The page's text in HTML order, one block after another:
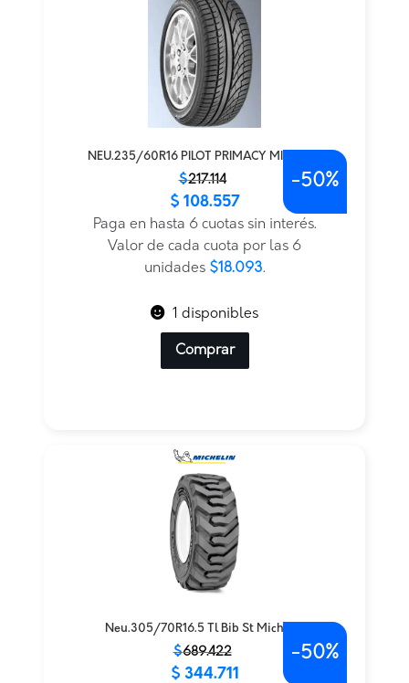
NEU.235/60R16 PILOT PRIMACY MICHELIN
$217.114
original
actual
$ 108.557
Paga en hasta 6 cuotas sin interés.
Valor de cada cuota por las 6
unidades $18.093.
-50%
1 disponibles
Comprar
Neu.305/70R16.5 Tl Bib St Michelin
$689.422
$ 344.711
-50%